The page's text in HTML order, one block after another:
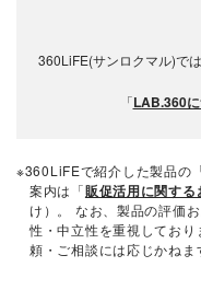
360LiFE(サンロクマル)で
「LAB.360
※360LiFEで紹介した製品の
案内は「販促活用に関する
け）。 なお、製品の評価
性・中立性を重視してお
頼・ご相談には応じかねま